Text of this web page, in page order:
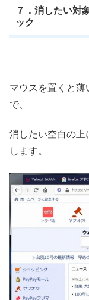
７．消したい対
ック
マウスを置くと
で、
消したい空白の上
します。